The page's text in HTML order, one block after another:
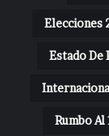
Elecciones
Estado De
Rumbo Al